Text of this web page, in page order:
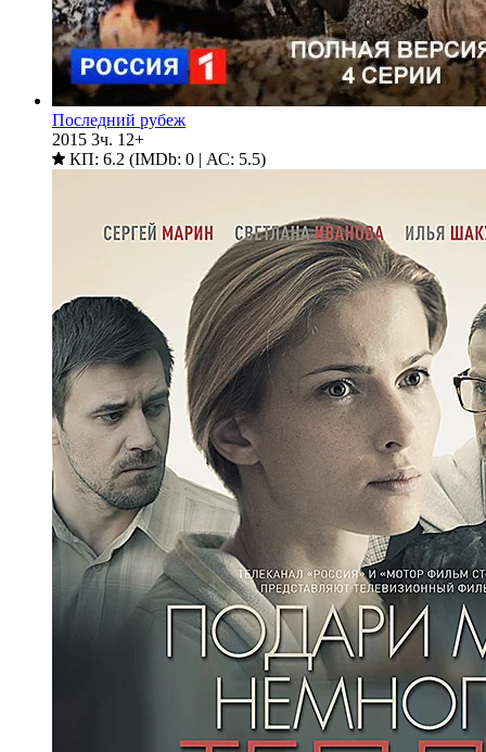
Последний рубеж
2015 3ч. 12+
КП: 6.2 (IMDb: 0 | АС: 5.5)